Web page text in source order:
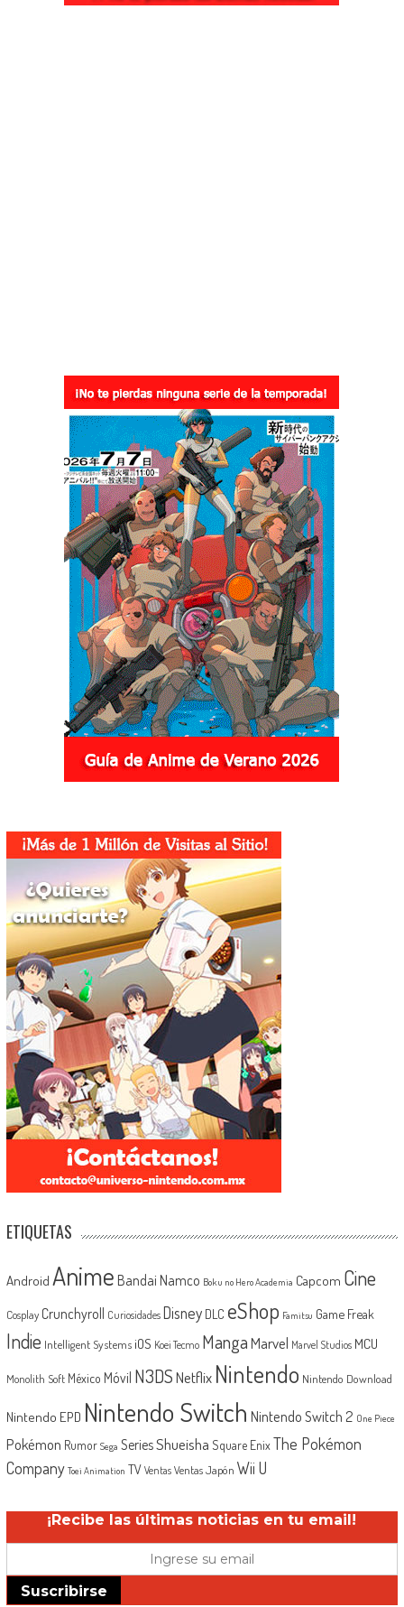
ETIQUETAS
Android Anime Bandai Namco Boku no Hero Academia Capcom Cine
Cosplay Crunchyroll Curiosidades Disney DLC eShop Famitsu Game Freak
Indie Intelligent Systems iOS Koei Tecmo MangaMarvel Marvel Studios MCU
Monolith Soft México Móvil N3DSNetflix Nintendo Nintendo Download
Nintendo EPD Nintendo Switch Nintendo Switch 2 One Piece
Pokémon Rumor Sega SeriesShueisha Square EnixThe Pokémon
Company Toei Animation TV Ventas Ventas Japón Wii U
¡Recibe las últimas noticias en tu email!
Suscribirse